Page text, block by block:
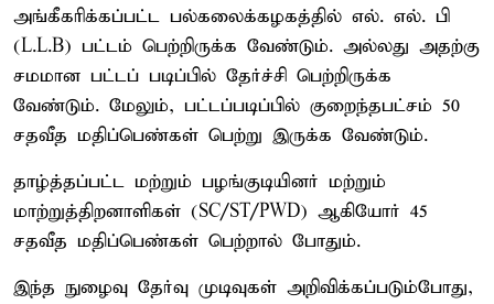
அங்கீகரிக்கப்பட்ட பல்கலைக்கழகத்தில் எல். எல். பி
(L.L.B) பட்டம் பெற்றிருக்க வேண்டும். அல்லது அதற்கு
சமமான பட்டப் படிப்பில் தேர்ச்சி பெற்றிருக்க
வேண்டும். மேலும், பட்டப்படிப்பில் குறைந்தபட்சம் 50
சதவீத மதிப்பெண்கள் பெற்று இருக்க வேண்டும்.
தாழ்த்தப்பட்ட மற்றும் பழங்குடியினர் மற்றும்
மாற்றுத்திறனாளிகள் (SC/ST/PWD) ஆகியோர் 45
சதவீத மதிப்பெண்கள் பெற்றால் போதும்.
இந்த நுழைவு தேர்வு முடிவுகள் அறிவிக்கப்படும்போது,